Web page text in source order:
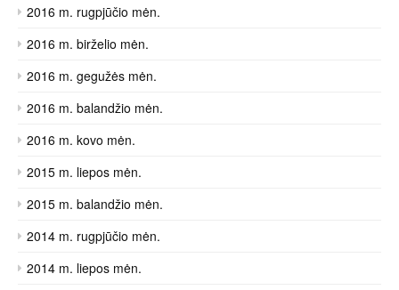
2016 m. rugpjūčio mėn.
2016 m. birželio mėn.
2016 m. gegužės mėn.
2016 m. balandžio mėn.
2016 m. kovo mėn.
2015 m. liepos mėn.
2015 m. balandžio mėn.
2014 m. rugpjūčio mėn.
2014 m. liepos mėn.